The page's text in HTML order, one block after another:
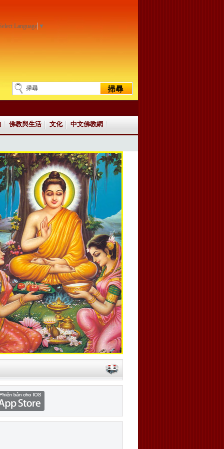
Language ▼
佛教與生活 文化 中文佛教網